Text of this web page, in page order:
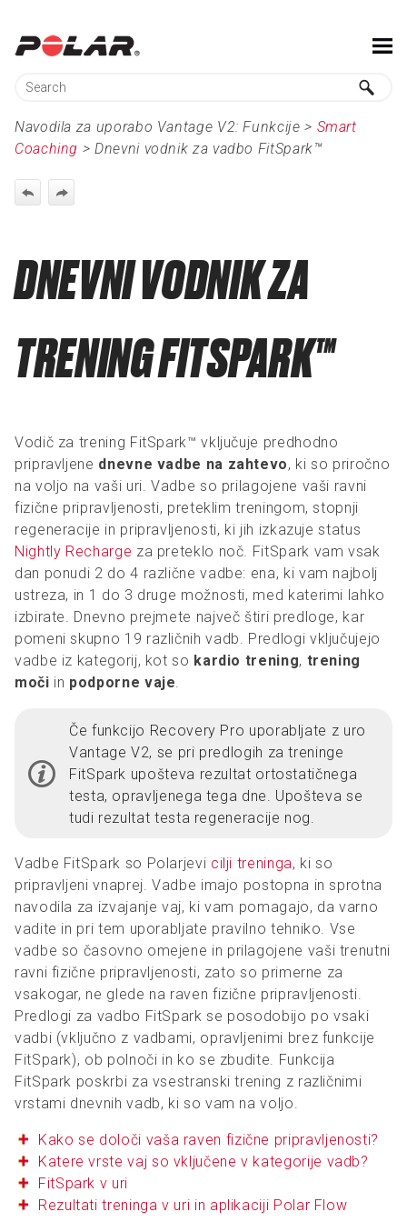
Skip To Main Content
Navodila za uporabo Vantage V2:Funkcije > Smart
Coaching >Dnevni vodnik za vadbo FitSpark™
DNEVNI VODNIK ZA
TRENING FITSPARK™
Vodič za trening FitSpark™ vključuje predhodno
pripravljene dnevne vadbe na zahtevo, ki so priročno
na voljo na vaši uri. Vadbe so prilagojene vaši ravni
fizične pripravljenosti, preteklim treningom, stopnji
regeneracije in pripravljenosti, ki jih izkazuje status
Nightly Recharge za preteklo noč. FitSpark vam vsak
dan ponudi 2 do 4 različne vadbe: ena, ki vam najbolj
ustreza, in 1 do 3 druge možnosti, med katerimi lahko
izbirate. Dnevno prejmete največ štiri predloge, kar
pomeni skupno 19 različnih vadb. Predlogi vključujejo
vadbe iz kategorij, kot so kardio trening, trening
moči in podporne vaje.
Če funkcijo Recovery Pro uporabljate z uro
Vantage V2, se pri predlogih za treninge
FitSpark upošteva rezultat ortostatičnega
testa, opravljenega tega dne. Upošteva se
tudi rezultat testa regeneracije nog.
Vadbe FitSpark so Polarjevi cilji treninga, ki so
pripravljeni vnaprej. Vadbe imajo postopna in sprotna
navodila za izvajanje vaj, ki vam pomagajo, da varno
vadite in pri tem uporabljate pravilno tehniko. Vse
vadbe so časovno omejene in prilagojene vaši trenutni
ravni fizične pripravljenosti, zato so primerne za
vsakogar, ne glede na raven fizične pripravljenosti.
Predlogi za vadbo FitSpark se posodobijo po vsaki
vadbi (vključno z vadbami, opravljenimi brez funkcije
FitSpark), ob polnoči in ko se zbudite. Funkcija
FitSpark poskrbi za vsestranski trening z različnimi
vrstami dnevnih vadb, ki so vam na voljo.
Kako se določi vaša raven fizične pripravljenosti?
Katere vrste vaj so vključene v kategorije vadb?
FitSpark v uri
Rezultati treninga v uri in aplikaciji Polar Flow